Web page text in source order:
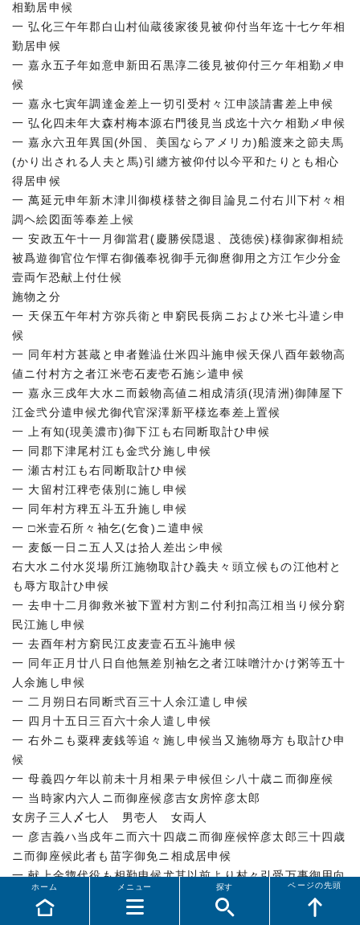
相勤居申候
一 弘化三午年郡白山村仙蔵後家後見被仰付当年迄十七ケ年相
勤居申候
一 嘉永五子年如意申新田石黒淳二後見被仰付三ケ年相勤メ申
候
一 嘉永七寅年調達金差上一切引受村々江申談請書差上申候
一 弘化四未年大森村梅本源右門後見当戍迄十六ケ相勤メ申候
一 嘉永六丑年異国(外国、美国ならアメリカ)船渡来之節夫馬
(かり出される人夫と馬)引纏方被仰付以今平和たりとも相心
得居申候
一 萬延元申年新木津川御模様替之御目論見ニ付右川下村々相
調ヘ絵図面等奉差上候
一 安政五午十一月御當君(慶勝侯隠退、茂徳侯)様御家御相続
被爲遊御官位乍憚右御儀奉祝御手元御麿御用之方江乍少分金
壹両乍恐献上付仕候
施物之分
一 天保五午年村方弥兵衛と申窮民長病ニおよひ米七斗遣シ申
候
一 同年村方甚蔵と申者難澁仕米四斗施申候天保八酉年穀物高
値ニ付村方之者江米壱石麦壱石施シ遣申候
一 嘉永三戍年大水ニ而穀物高値ニ相成清須(現清洲)御陣屋下
江金弐分遣申候尤御代官深澤新平様迄奉差上置候
一 上有知(現美濃市)御下江も右同断取計ひ申候
一 同郡下津尾村江も金弐分施し申候
一 瀬古村江も右同断取計ひ申候
一 大留村江稗壱俵別に施し申候
一 同年村方稗五斗五升施し申候
一 □米壹石所々袖乞(乞食)ニ遣申候
一 麦飯一日ニ五人又は拾人差出シ申候
右大水ニ付水災場所江施物取計ひ義夫々頭立候もの江他村と
も辱方取計ひ申候
一 去申十二月御救米被下置村方割ニ付利扣高江相当り候分窮
民江施し申候
一 去酉年村方窮民江皮麦壹石五斗施申候
一 同年正月廿八日自他無差別袖乞之者江味噌汁かけ粥等五十
人余施し申候
一 二月朔日右同断弐百三十人余江遣し申候
一 四月十五日三百六十余人遣し申候
一 右外ニも粟稗麦銭等追々施し申候当又施物辱方も取計ひ申
候
一 母義四ケ年以前未十月相果テ申候但シ八十歳ニ而御座候
一 当時家内六人ニ而御座候彦吉女房悴彦太郎
女房子三人〆七人 男壱人 女両人
一 彦吉義ハ当戍年ニ而六十四歳ニ而御座候悴彦太郎三十四歳
ニ而御座候此者も苗字御免ニ相成居申候
一 献上金惣代役も相勤申候尤其以前より村々引受万事御用向
一 村高八石余
メニュー
ホーム 探す ページの先頭